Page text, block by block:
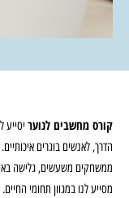
קורס מחשבים לנוער
הדרך, לאנשים בוגרים
ממשחקים משעשים, גלישה
מסייע לנו במגוון תחומי